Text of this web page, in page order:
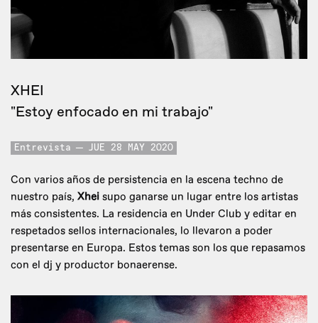
XHEI
"Estoy enfocado en mi trabajo"
Entrevista JUE 28 MAY 2020
Con varios años de persistencia en la escena techno de
nuestro país, Xhei supo ganarse un lugar entre los artistas
más consistentes. La residencia en Under Club y editar en
respetados sellos internacionales, lo llevaron a poder
presentarse en Europa. Estos temas son los que repasamos
con el dj y productor bonaerense.